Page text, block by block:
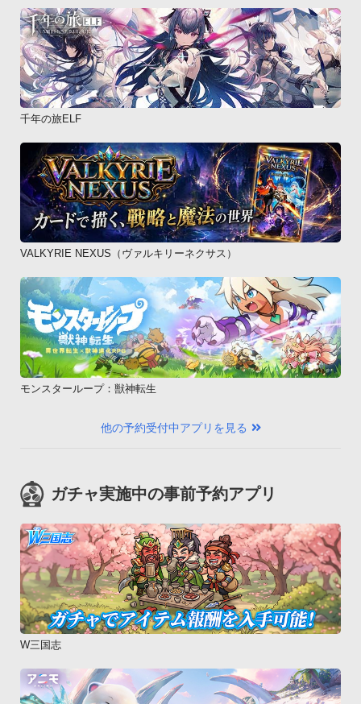
千年の旅ELF
VALKYRIE NEXUS（ヴァルキリーネクサス）
モンスターループ：獣神転生
他の予約受付中アプリを見る
ガチャ実施中の事前予約アプリ
W三国志